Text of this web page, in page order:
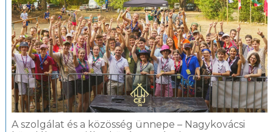
A szolgálat és a közösség ünnepe – Nagykovácsi